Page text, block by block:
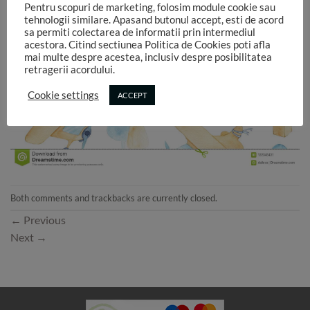
Both comments and trackbacks are currently closed.
← Previous
Next →
Pentru scopuri de marketing, folosim module cookie sau
tehnologii similare. Apasand butonul accept, esti de acord
sa permiti colectarea de informatii prin intermediul
acestora. Citind sectiunea Politica de Cookies poti afla
mai multe despre acestea, inclusiv despre posibilitatea
retragerii acordului.
Cookie settings ACCEPT